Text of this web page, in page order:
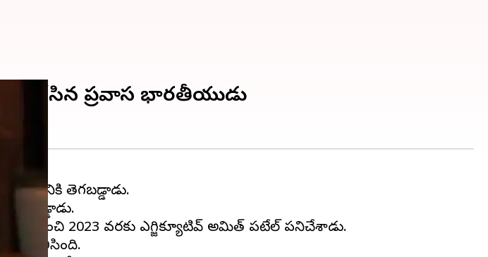
కొట్టేసిన ప్రవాస భారతీయుడు
తెగబడ్డాడు.
పాల్పడ్డాడు.
నుంచి 2023 వరకు ఎగ్జిక్యూటివ్ అమిత్ పటేల్ పనిచేశాడు.
తెలిసింది.